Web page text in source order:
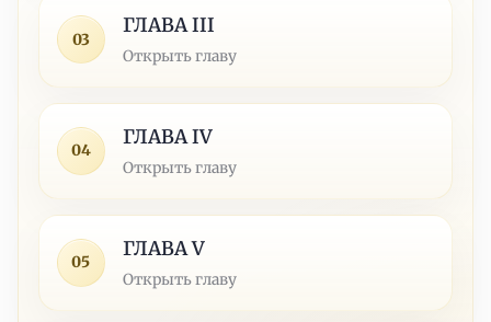
03
ГЛАВА III
Открыть главу
04
ГЛАВА IV
Открыть главу
05
ГЛАВА V
Открыть главу